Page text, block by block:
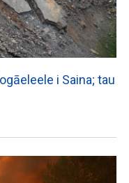
i Saina; tau